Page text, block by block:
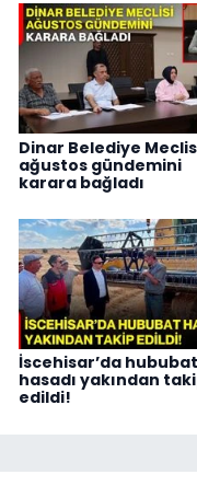
Dinar Belediye
ağustos gündemini
karara bağladı
İscehisar’da hububat
hasadı yakından
edildi!